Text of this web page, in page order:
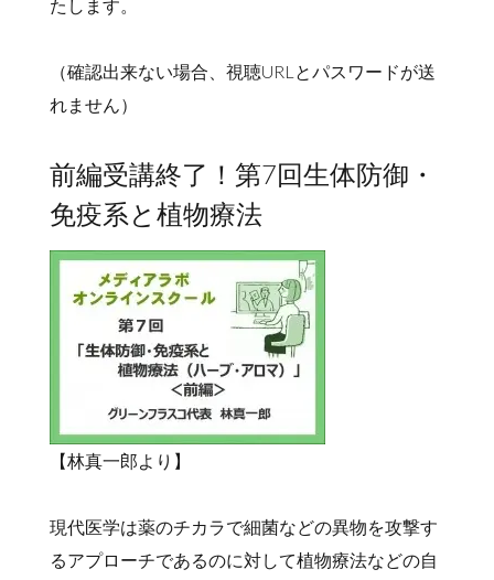
たします。
（確認出来ない場合、視聴URLとパスワードが送
れません）
前編受講終了！第7回生体防御・
免疫系と植物療法
【林真一郎より】
現代医学は薬のチカラで細菌などの異物を攻撃す
るアプローチであるのに対して植物療法などの自